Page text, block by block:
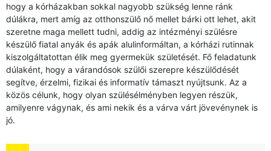
hogy a kórházakban sokkal nagyobb szükség lenne ránk
dúlákra, mert amíg az otthonszülő nő mellet bárki ott lehet, akit
szeretne maga mellett tudni, addig az intézményi szülésre
készülő fiatal anyák és apák alulinformáltan, a kórházi rutinnak
kiszolgáltatottan élik meg gyermekük születését. Fő feladatunk
dúlaként, hogy a várandósok szülői szerepre készülődését
segítve, érzelmi, fizikai és informatív támaszt nyújtsunk. Az a
közös célunk, hogy olyan szülésélményben legyen részük,
amilyenre vágynak, és ami nekik és a várva várt jövevénynek is
jó.